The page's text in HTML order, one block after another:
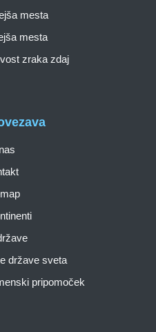
države sveta
pripomoček
mesta
mesta
zraka zdaj